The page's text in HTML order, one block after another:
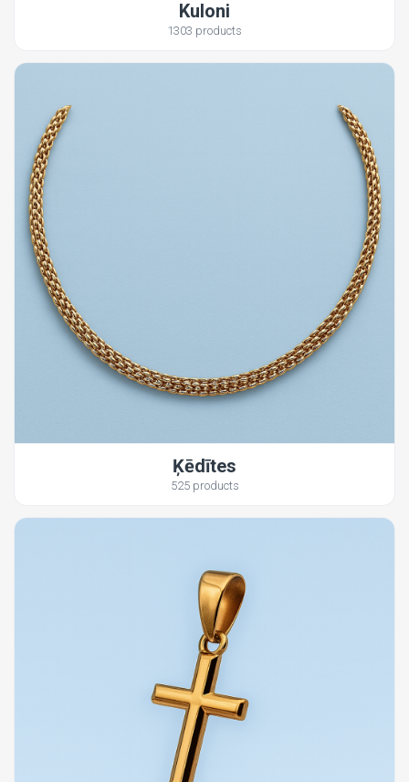
Kuloni
1303 products
Ķēdītes
525 products